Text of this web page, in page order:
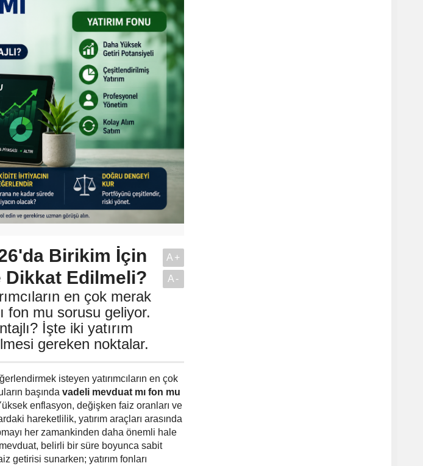
Birikim İçin
Dikkat Edilmeli?
en çok merak
fon mu sorusu geliyor.
İşte iki yatırım
gereken noktalar.
A+
A-
isteyen yatırımcıların en çok
başında vadeli mevduat mı fon mu
enflasyon, değişken faiz oranları ve
hareketlilik, yatırım araçları arasında
her zamankinden daha önemli hale
belirli bir süre boyunca sabit
getirisi sunarken; yatırım fonları